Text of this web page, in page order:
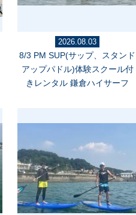
2026.08.03
8/3 PM SUP(サップ、スタンド
アップパドル)体験スクール付
きレンタル 鎌倉ハイサーフ